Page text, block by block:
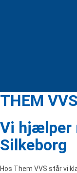
THEM VVS
Vi hjælper
Silkeborg
Hos Them VVS står vi